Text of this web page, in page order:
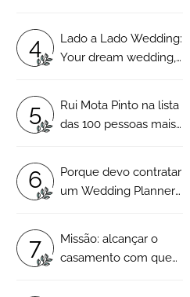
4
Lado a Lado Wedding:
Your dream wedding,
5
Rui Mota Pinto na lista
das 100 pessoas mais
6
Porque devo contratar
um Wedding Planner
7
Missão: alcançar o
casamento com que